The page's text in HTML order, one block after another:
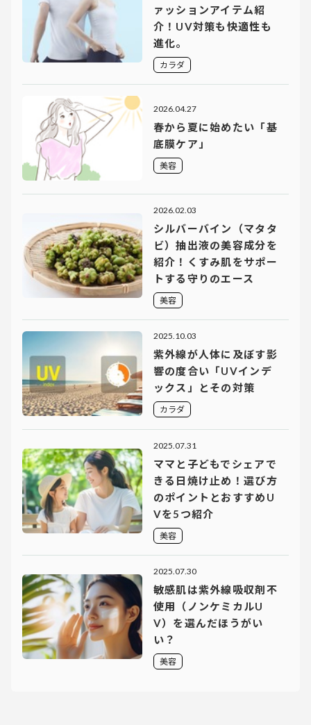
ァッションアイテム紹
介！UV対策も快適性も
進化。
カラダ
2026.04.27
春から夏に始めたい「基
底膜ケア」
美容
2026.02.03
シルバーバイン（マタタ
ビ）抽出液の美容成分を
紹介！くすみ肌をサポー
トする守りのエース
美容
2025.10.03
紫外線が人体に及ぼす影
響の度合い「UVインデ
ックス」とその対策
カラダ
2025.07.31
ママと子どもでシェアで
きる日焼け止め！選び方
のポイントとおすすめU
Vを5つ紹介
美容
2025.07.30
敏感肌は紫外線吸収剤不
使用（ノンケミカルU
V）を選んだほうがい
い？
美容